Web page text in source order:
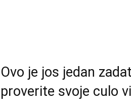
Ovo je jos jedan
proverite svoje culo